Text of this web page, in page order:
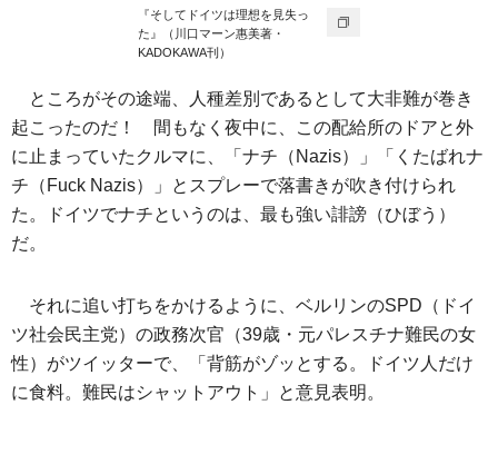
『そしてドイツは理想を見失っ
た』（川口マーン惠美著・
KADOKAWA刊）
ところがその途端、人種差別であるとして大非難が巻き
起こったのだ！ 間もなく夜中に、この配給所のドアと外
に止まっていたクルマに、「ナチ（Nazis）」「くたばれナ
チ（Fuck Nazis）」とスプレーで落書きが吹き付けられ
た。ドイツでナチというのは、最も強い誹謗（ひぼう）
だ。
それに追い打ちをかけるように、ベルリンのSPD（ドイ
ツ社会民主党）の政務次官（39歳・元パレスチナ難民の女
性）がツイッターで、「背筋がゾッとする。ドイツ人だけ
に食料。難民はシャットアウト」と意見表明。